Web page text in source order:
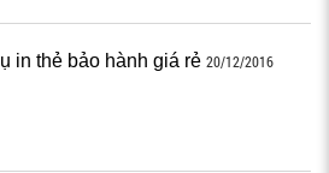
in thẻ bảo hành giá rẻ 20/12/2016